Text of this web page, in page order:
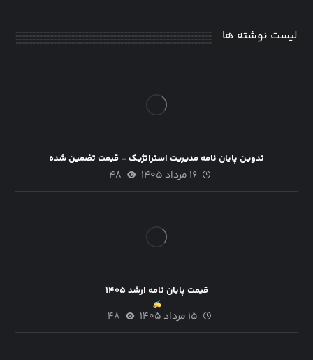
لیست نوشته ها
تدوین پایان نامه مدیریت استراتژیک – قیمت تضمین شده
۱۶ مرداد ۱۴۰۵ ۴۸
قیمت پایان نامه ارشد ۱۴۰۵
۱۵ مرداد ۱۴۰۵ ۴۸